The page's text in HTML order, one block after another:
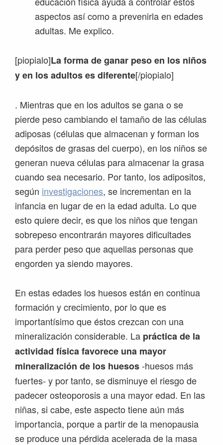
aspectos así como a prevenirla en edades
adultas. Me explico.
[piopialo]La forma de ganar peso en los niños
y en los adultos es diferente[/piopialo]
. Mientras que en los adultos se gana o se
pierde peso cambiando el tamaño de las células
adiposas (células que almacenan y forman los
depósitos de grasas del cuerpo), en los niños se
generan nueva células para almacenar la grasa
cuando sea necesario. Por tanto, los adipositos,
según investigaciones, se incrementan en la
infancia en lugar de en la edad adulta. Lo que
esto quiere decir, es que los niños que tengan
sobrepeso encontrarán mayores dificultades
para perder peso que aquellas personas que
engorden ya siendo mayores.
En estas edades los huesos están en continua
formación y crecimiento, por lo que es
importantísimo que éstos crezcan con una
mineralización considerable. La práctica de la
actividad física favorece una mayor
mineralización de los huesos-huesos más
fuertes- y por tanto, se disminuye el riesgo de
padecer osteoporosis a una mayor edad. En las
niñas, si cabe, este aspecto tiene aún más
importancia, porque a partir de la menopausia
se produce una pérdida acelerada de la masa